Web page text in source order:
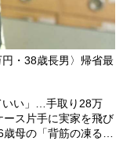
円・38歳長男〉帰省最
いい」…手取り28万
ス片手に実家を飛び
母の「背筋の凍る一